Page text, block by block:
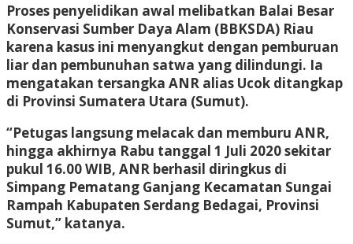
Proses penyelidikan awal melibatkan Balai Besar
Konservasi Sumber Daya Alam (BBKSDA) Riau
karena kasus ini menyangkut dengan pemburuan
liar dan pembunuhan satwa yang dilindungi. Ia
mengatakan tersangka ANR alias Ucok ditangkap
di Provinsi Sumatera Utara (Sumut).
“Petugas langsung melacak dan memburu ANR,
hingga akhirnya Rabu tanggal 1 Juli 2020 sekitar
pukul 16.00 WIB, ANR berhasil diringkus di
Simpang Pematang Ganjang Kecamatan Sungai
Rampah Kabupaten Serdang Bedagai, Provinsi
Sumut,” katanya.